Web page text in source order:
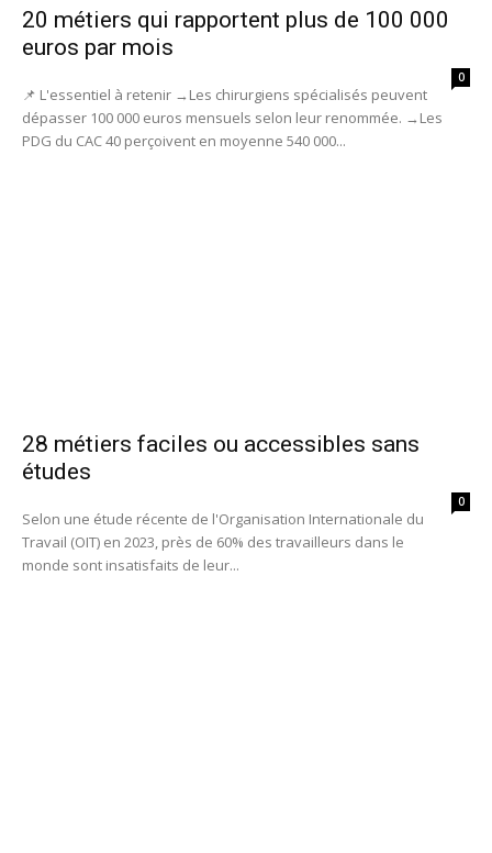
20 métiers qui rapportent plus de 100 000
euros par mois
0
📌 L'essentiel à retenir →Les chirurgiens spécialisés peuvent
dépasser 100 000 euros mensuels selon leur renommée. →Les
PDG du CAC 40 perçoivent en moyenne 540 000...
28 métiers faciles ou accessibles sans
études
0
Selon une étude récente de l'Organisation Internationale du
Travail (OIT) en 2023, près de 60% des travailleurs dans le
monde sont insatisfaits de leur...